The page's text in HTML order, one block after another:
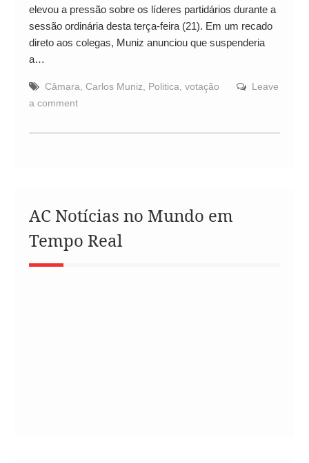
elevou a pressão sobre os líderes partidários durante a
sessão ordinária desta terça-feira (21). Em um recado
direto aos colegas, Muniz anunciou que suspenderia
a…
Câmara Carlos Muniz Politica votação
Leave
a comment
AC Notícias no Mundo em
Tempo Real